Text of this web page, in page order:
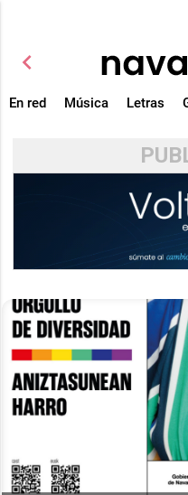
chevron_left
En red Música Letras